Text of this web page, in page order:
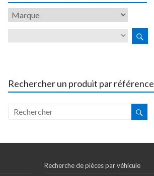
Rechercher un produit par référence
Recherche de pièces par véhicule